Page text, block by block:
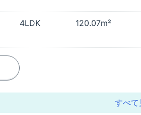
4LDK
120.07m²
すべて